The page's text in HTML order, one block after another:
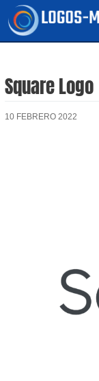
Square Logo
10 FEBRERO 2022